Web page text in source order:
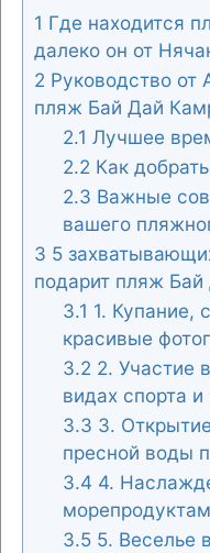
1 Где находится
далеко он от
2 Руководство от
пляж Бай Дай
2.1 Лучшее
2.2 Как
2.3 Важные
вашего
3 5
подарит пляж
3.1 1. Купание,
красивые
3.2 2. Участие
видах спорта
3.3 3.
пресной воды
3.4 4.
3.55. Веселье